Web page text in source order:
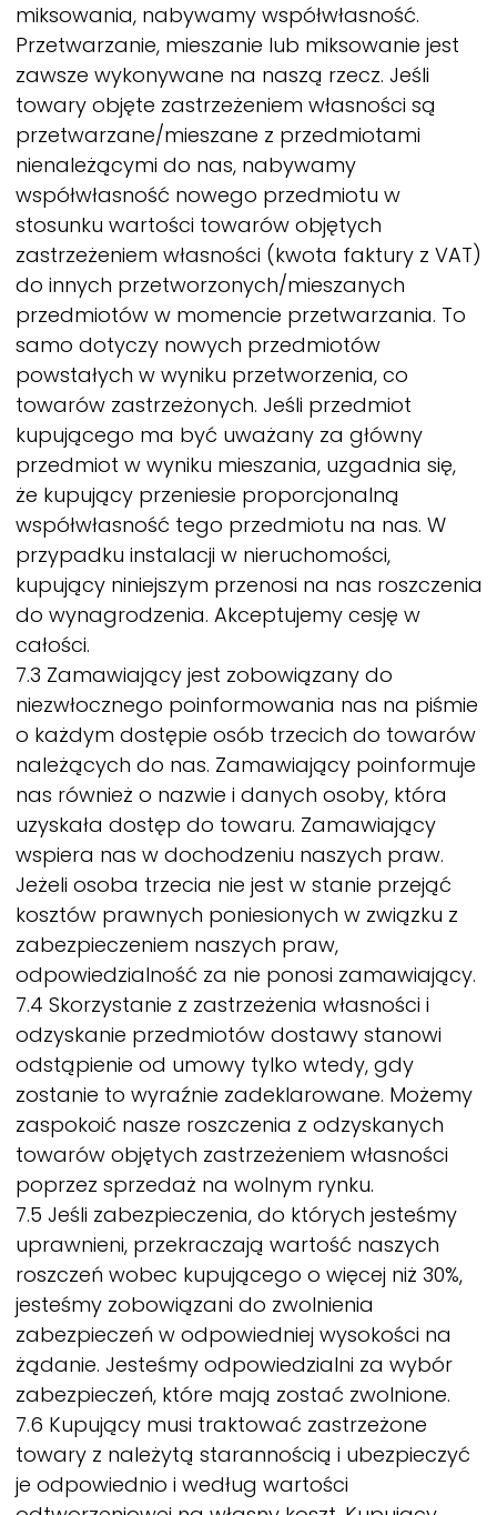
miksowania, nabywamy współwłasność.
Przetwarzanie, mieszanie lub miksowanie jest
zawsze wykonywane na naszą rzecz. Jeśli
towary objęte zastrzeżeniem własności są
przetwarzane/mieszane z przedmiotami
nienależącymi do nas, nabywamy
współwłasność nowego przedmiotu w
stosunku wartości towarów objętych
zastrzeżeniem własności (kwota faktury z VAT)
do innych przetworzonych/mieszanych
przedmiotów w momencie przetwarzania. To
samo dotyczy nowych przedmiotów
powstałych w wyniku przetworzenia, co
towarów zastrzeżonych. Jeśli przedmiot
kupującego ma być uważany za główny
przedmiot w wyniku mieszania, uzgadnia się,
że kupujący przeniesie proporcjonalną
współwłasność tego przedmiotu na nas. W
przypadku instalacji w nieruchomości,
kupujący niniejszym przenosi na nas roszczenia
do wynagrodzenia. Akceptujemy cesję w
całości.
7.3 Zamawiający jest zobowiązany do
niezwłocznego poinformowania nas na piśmie
o każdym dostępie osób trzecich do towarów
należących do nas. Zamawiający poinformuje
nas również o nazwie i danych osoby, która
uzyskała dostęp do towaru. Zamawiający
wspiera nas w dochodzeniu naszych praw.
Jeżeli osoba trzecia nie jest w stanie przejąć
kosztów prawnych poniesionych w związku z
zabezpieczeniem naszych praw,
odpowiedzialność za nie ponosi zamawiający.
7.4 Skorzystanie z zastrzeżenia własności i
odzyskanie przedmiotów dostawy stanowi
odstąpienie od umowy tylko wtedy, gdy
zostanie to wyraźnie zadeklarowane. Możemy
zaspokoić nasze roszczenia z odzyskanych
towarów objętych zastrzeżeniem własności
poprzez sprzedaż na wolnym rynku.
7.5 Jeśli zabezpieczenia, do których jesteśmy
uprawnieni, przekraczają wartość naszych
roszczeń wobec kupującego o więcej niż 30%,
jesteśmy zobowiązani do zwolnienia
zabezpieczeń w odpowiedniej wysokości na
żądanie. Jesteśmy odpowiedzialni za wybór
zabezpieczeń, które mają zostać zwolnione.
7.6 Kupujący musi traktować zastrzeżone
towary z należytą starannością i ubezpieczyć
je odpowiednio i według wartości